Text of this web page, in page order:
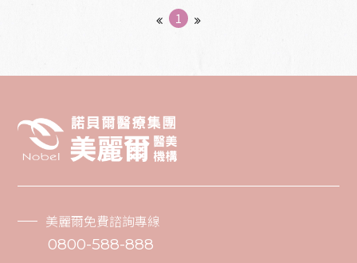
1
美麗爾免費諮詢專線
0800-588-888